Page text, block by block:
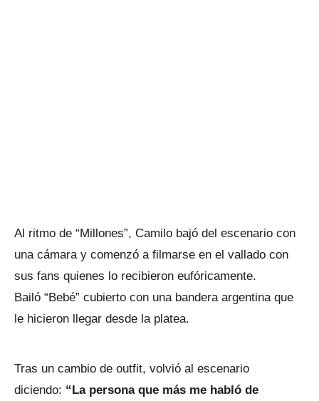
Al ritmo de “Millones”, Camilo bajó del escenario con
una cámara y comenzó a filmarse en el vallado con
sus fans quienes lo recibieron eufóricamente.
Bailó “Bebé” cubierto con una bandera argentina que
le hicieron llegar desde la platea.
Tras un cambio de outfit, volvió al escenario
diciendo: “La persona que más me habló de